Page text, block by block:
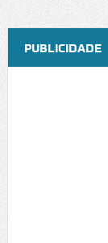
PUBLICIDADE